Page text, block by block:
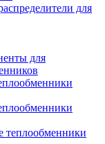
для
для
теплообменники